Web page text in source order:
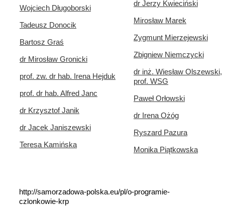
Wojciech Długoborski
Tadeusz Donocik
Bartosz Graś
dr Mirosław Gronicki
prof. zw. dr hab. Irena Hejduk
prof. dr hab. Alfred Janc
dr Krzysztof Janik
dr Jacek Janiszewski
Teresa Kamińska
dr Jerzy Kwieciński
Mirosław Marek
Zygmunt Mierzejewski
Zbigniew Niemczycki
dr inż. Wiesław Olszewski,
prof. WSG
Paweł Orłowski
dr Irena Ożóg
Ryszard Pazura
Monika Piątkowska
http://samorzadowa-polska.eu/pl/o-programie-
czlonkowie-krp